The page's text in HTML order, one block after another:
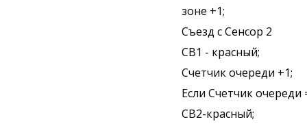
зоне +1;
Съезд с Сенсор 2
СВ1 - красный;
Счетчик очереди +1;
Если Счетчик очереди
СВ2-красный;